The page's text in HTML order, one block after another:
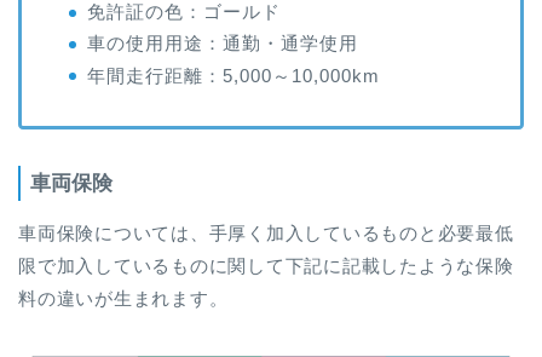
免許証の色：ゴールド
車の使用用途：通勤・通学使用
年間走行距離：5,000～10,000km
車両保険
車両保険については、手厚く加入しているものと必要最低
限で加入しているものに関して下記に記載したような保険
料の違いが生まれます。